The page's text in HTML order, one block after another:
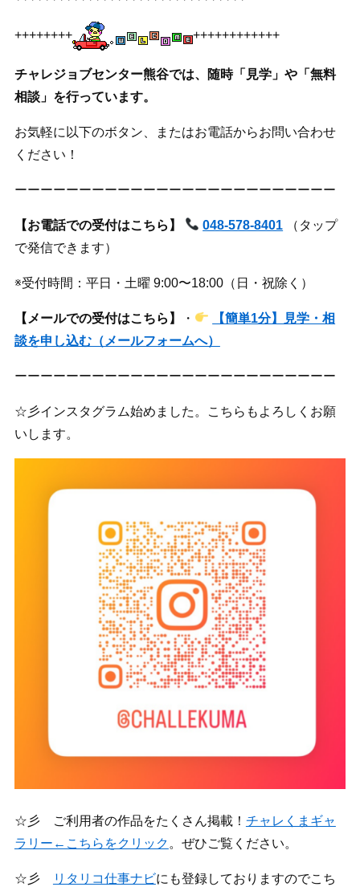
++++++++ ++++++++++++
チャレジョブセンター熊谷では、随時「見学」や「無料
相談」を行っています。
お気軽に以下のボタン、またはお電話からお問い合わせ
ください！
ーーーーーーーーーーーーーーーーーーーーーーーーー
【お電話での受付はこちら】 048-578-8401 （タップ
で発信できます）
※受付時間：平日・土曜 9:00〜18:00（日・祝除く）
【メールでの受付はこちら】 ・
【簡単1分】見学・相
談を申し込む（メールフォームへ）
ーーーーーーーーーーーーーーーーーーーーーーーーー
☆彡インスタグラム始めました。こちらもよろしくお願
いします。
☆彡 ご利用者の作品をたくさん掲載！ チャレくまギャ
ラリー←こちらをクリック 。ぜひご覧ください。
☆彡 リタリコ仕事ナビにも登録しておりますのでこち